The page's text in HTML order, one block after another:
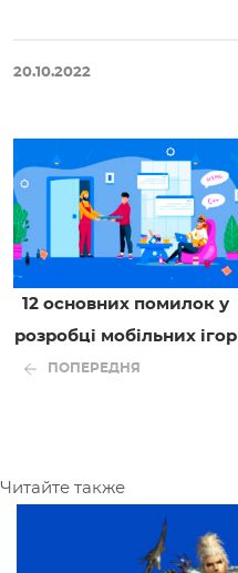
20.10.2022
12 основних помилок у
розробці мобільних ігор
ПОПЕРЕДНЯ
Читайте также